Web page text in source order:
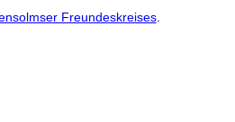
Freundeskreises.